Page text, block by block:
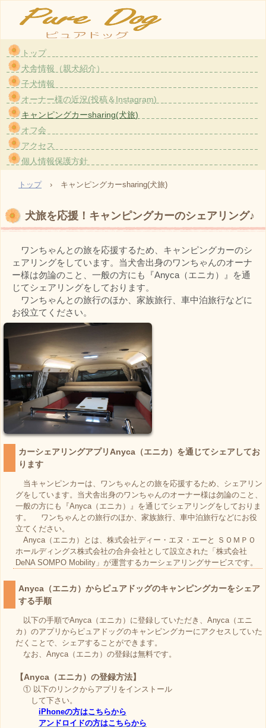
大阪・茨木のトイプードル〈ホワイト）専門のブリーダー『ピュアドッグ』です。愛情た
っぷりで育てている親犬から生まれた子犬をお譲りしております。
TEL: 090-8790-8111
E-mail: uxu.rvpark.puredog@gmail.com
〒567-0851 大阪府茨木市真砂1-2-30
トップ
犬舎情報（親犬紹介）
子犬情報
オーナー様の近況(投稿＆Instagram)
キャンピングカーsharing(犬旅)
オフ会
アクセス
個人情報保護方針
トップ › キャンピングカーsharing(犬旅)
犬旅を応援！キャンピングカーのシェアリング♪
ワンちゃんとの旅を応援するため、キャンピングカーのシ
ェアリングをしています。当犬舎出身のワンちゃんのオーナ
ー様は勿論のこと、一般の方にも『Anyca（エニカ）』を通
じてシェアリングをしております。
ワンちゃんとの旅行のほか、家族旅行、車中泊旅行などに
お役立てください。
カーシェアリングアプリ Anyca（エニカ）を通じてシェアしてお
ります
当キャンピンカーは、ワンちゃんとの旅を応援するため、シェアリン
グをしています。当犬舎出身のワンちゃんのオーナー様は勿論のこと、
一般の方にも『Anyca（エニカ）』を通じてシェアリングをしておりま
す。 ワンちゃんとの旅行のほか、家族旅行、車中泊旅行などにお役
立てください。
Anyca（エニカ）とは、株式会社ディー・エヌ・エーと ＳＯＭＰＯ
ホールディングス株式会社の合弁会社として設立された「株式会社
DeNA SOMPO Mobility」が運営するカーシェアリングサービスです。
Anyca（エニカ）からピュアドッグのキャンピングカーをシェア
する手順
以下の手順でAnyca（エニカ）に登録していただき、Anyca（エニ
カ）のアプリからピュアドッグのキャンピングカーにアクセスしていた
だくことで、シェアすることができます。
なお、Anyca（エニカ）の登録は無料です。
【Anyca（エニカ）の登録方法】
① 以下のリンクからアプリをインストール
して下さい。
iPhoneの方はこちらから
アンドロイドの方はこちらから